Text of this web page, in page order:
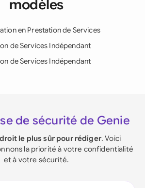
modèles
en Prestation de Services
de Services Indépendant
de Services Indépendant
de sécurité de Genie
le plus sûr pour rédiger. Voici
la priorité à votre confidentialité
et à votre sécurité.